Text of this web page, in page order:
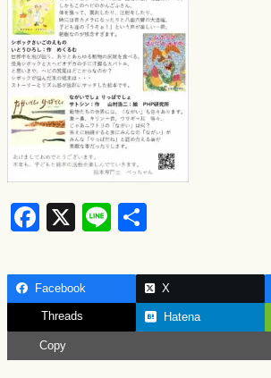
F
c
e
b
o
X
Li
e
ar
e
Facebook X
Threads Hatena
Copy